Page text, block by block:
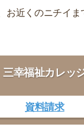
お近くのニチイ
三幸福祉カレッ
資料請求